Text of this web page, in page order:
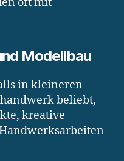
Modellbau
in kleineren
beliebt,
kreative